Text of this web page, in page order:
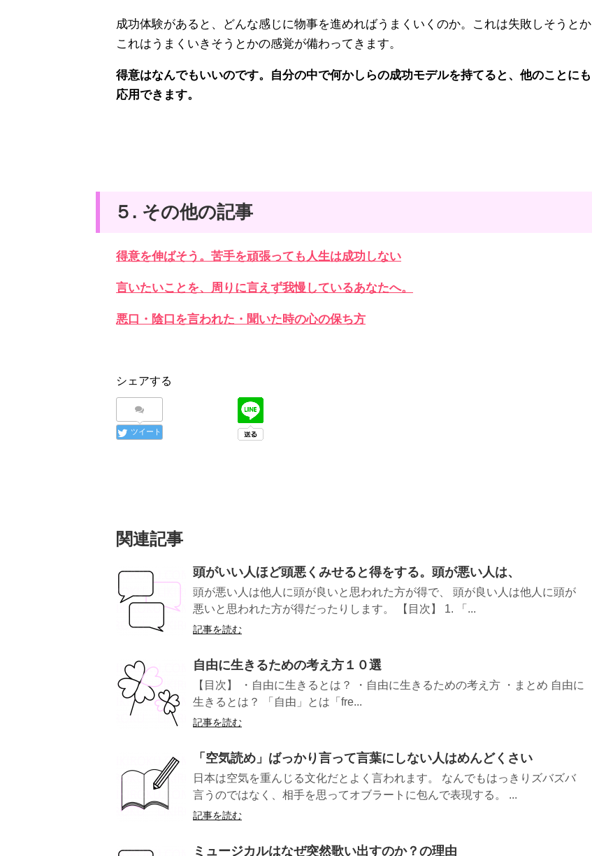
成功体験があると、どんな感じに物事を進めればうまくいくのか。これは失敗しそうとか
これはうまくいきそうとかの感覚が備わってきます。
得意はなんでもいいのです。自分の中で何かしらの成功モデルを持てると、他のことにも
応用できます。
５. その他の記事
得意を伸ばそう。苦手を頑張っても人生は成功しない
言いたいことを、周りに言えず我慢しているあなたへ。
悪口・陰口を言われた・聞いた時の心の保ち方
シェアする
ツイート
関連記事
頭がいい人ほど頭悪くみせると得をする。頭が悪い人は、
頭が悪い人は他人に頭が良いと思われた方が得で、 頭が良い人は他人に頭が
悪いと思われた方が得だったりします。 【目次】 1. 「...
記事を読む
自由に生きるための考え方１０選
【目次】 ・自由に生きるとは？ ・自由に生きるための考え方 ・まとめ 自由に
生きるとは？ 「自由」とは「fre...
記事を読む
「空気読め」ばっかり言って言葉にしない人はめんどくさい
日本は空気を重んじる文化だとよく言われます。 なんでもはっきりズバズバ
言うのではなく、相手を思ってオブラートに包んで表現する。 ...
記事を読む
ミュージカルはなぜ突然歌い出すのか？の理由